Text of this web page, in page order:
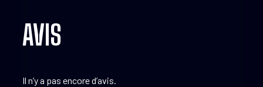
AVIS
Il n’y a pas encore d’avis.